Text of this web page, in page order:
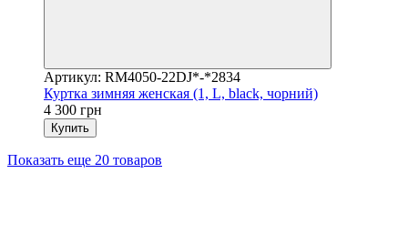
Артикул: RM4050-22DJ*-*2834
Куртка зимняя женская (1, L, black, чорний)
4 300 грн
Купить
Показать еще 20 товаров